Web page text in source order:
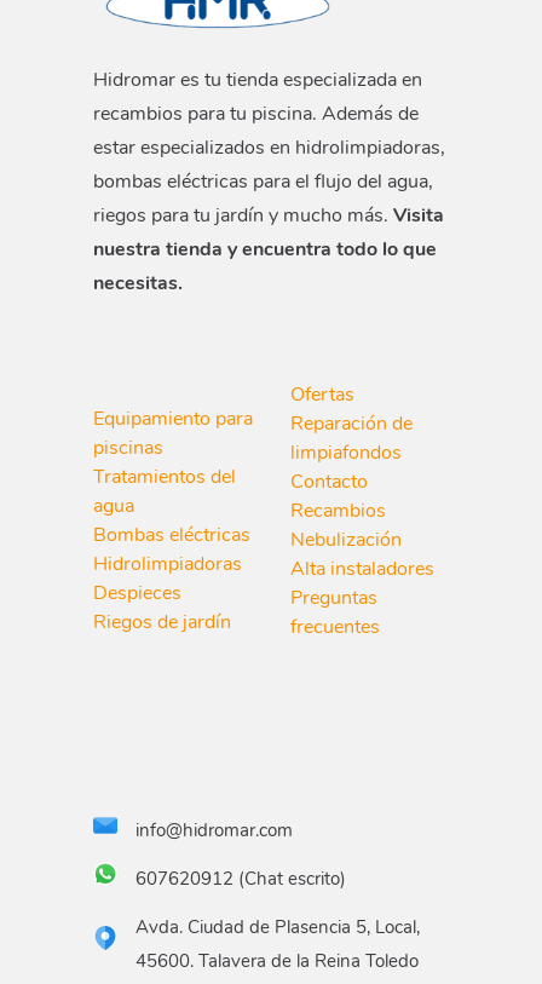
Hidromar es tu tienda especializada en
recambios para tu piscina. Además de
estar especializados en hidrolimpiadoras,
bombas eléctricas para el flujo del agua,
riegos para tu jardín y mucho más. Visita
nuestra tienda y encuentra todo lo que
necesitas.
Equipamiento para
piscinas
Tratamientos del
agua
Bombas eléctricas
Hidrolimpiadoras
Despieces
Riegos de jardín
Ofertas
Reparación de
limpiafondos
Contacto
Recambios
Nebulización
Alta instaladores
Preguntas
frecuentes
info@hidromar.com
607620912 (Chat escrito)
Avda. Ciudad de Plasencia 5, Local,
45600. Talavera de la Reina Toledo